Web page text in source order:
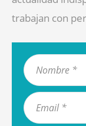
trabajan con